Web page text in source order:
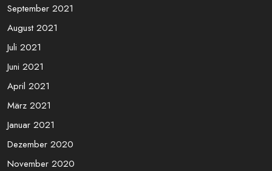
September 2021
August 2021
Juli 2021
Juni 2021
April 2021
März 2021
Januar 2021
Dezember 2020
November 2020